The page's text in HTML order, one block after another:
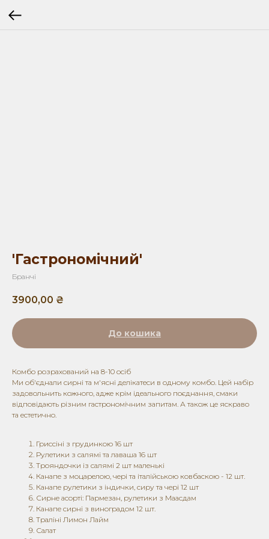
'Гастрономічний'
Бранчі
3900,00 ₴
До кошика
Комбо розрахований на 8-10 осіб
Ми об'єднали сирні та м'ясні делікатеси в одному комбо. Цей набір
задовольнить кожного, адже крім ідеального поєднання, смаки
відповідають різним гастрономічним запитам. А також це яскраво
та естетично.
Гриссіні з грудинкою 16 шт
Рулетики з салямі та лаваша 16 шт
Трояндочки із салямі 2 шт маленькі
Канапе з моцарелою, чері та італійською ковбаскою - 12 шт.
Канапе рулетики з індички, сиру та чері 12 шт
Сирне асорті: Пармезан, рулетики з Маасдам
Канапе сирні з виноградом 12 шт.
Траліні Лимон Лайм
Салат